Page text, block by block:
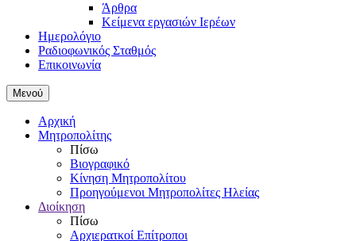
Άρθρα
Κείμενα εργασιών Ιερέων
Ημερολόγιο
Ραδιοφωνικός Σταθμός
Επικοινωνία
Μενού
Αρχική
Μητροπολίτης
Πίσω
Βιογραφικό
Κίνηση Μητροπολίτου
Προηγούμενοι Μητροπολίτες Ηλείας
Διοίκηση
Πίσω
Αρχιερατκοί Επίτροποι